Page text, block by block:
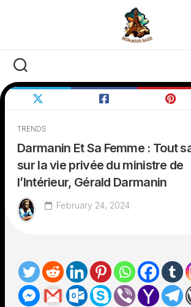
TRENDS
Darmanin Et Sa Femme : Tout
sur la vie privée du ministre de
l’Intérieur, Gérald Darmanin
February 24, 2024